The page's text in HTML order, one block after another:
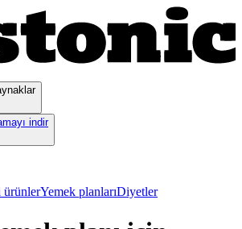
indir
ürünlerYemek planlarıDiyetler